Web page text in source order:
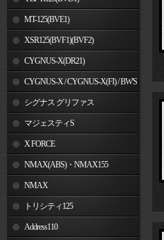
MT-125(BVE1)
XSR125(BVF1)(BVF2)
CYGNUS-X(DR21)
CYGNUS-X / CYGNUS-X(FI) / BW'S
125 シグナス グリファス
マジェスティS
X FORCE
NMAX(ABS)・NMAX155
NMAX
トリシティ125
Address110